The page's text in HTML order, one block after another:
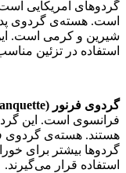
گردوهای آمریکایی
است. هسته‌ی گردوی
شیرین و کرمی است.
استفاده در تزئین
گردوی فرنور (Franquette):
فرانسوی است. این
هستند. هسته‌ی گردوی
گردوها بیشتر برای
استفاده قرار می‌گیرند.